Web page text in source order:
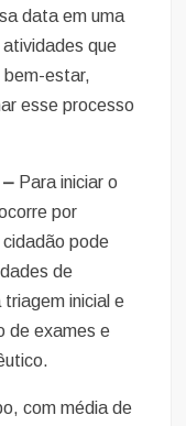
data em uma
que
bem-estar,
esse processo
– Para iniciar o
por
pode
de
inicial e
de exames e
com média de